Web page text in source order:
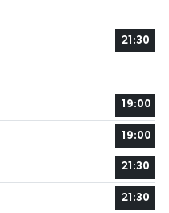
21:30
19:00
19:00
21:30
21:30